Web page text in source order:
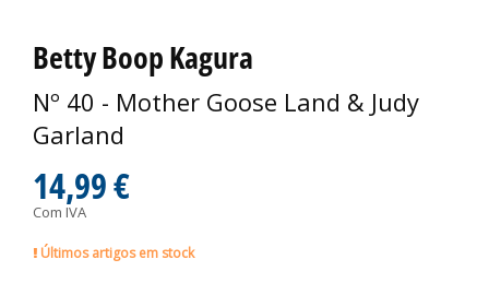
Betty Boop Kagura
Nº 40 - Mother Goose Land & Judy
Garland
14,99 €
Com IVA
Últimos artigos em stock